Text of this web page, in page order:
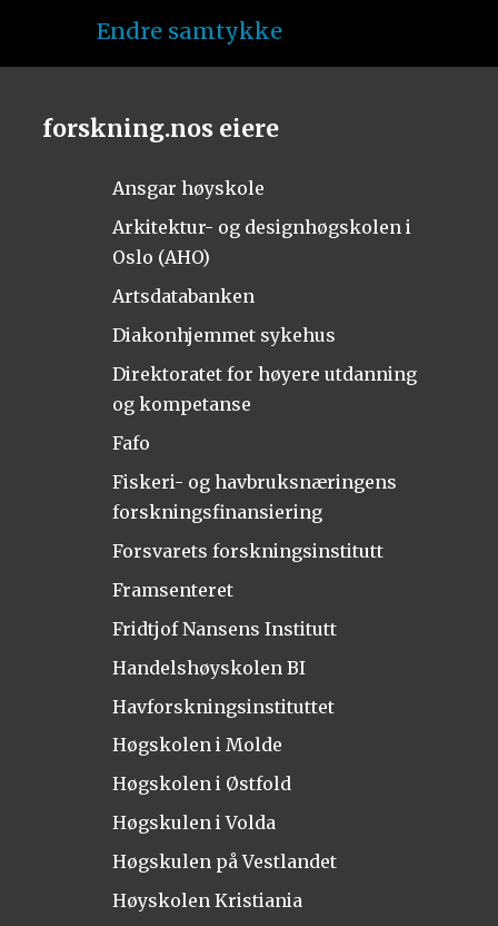
Endre samtykke
forskning.nos eiere
Ansgar høyskole
Arkitektur- og designhøgskolen i
Oslo (AHO)
Artsdatabanken
Diakonhjemmet sykehus
Direktoratet for høyere utdanning
og kompetanse
Fafo
Fiskeri- og havbruksnæringens
forskningsfinansiering
Forsvarets forskningsinstitutt
Framsenteret
Fridtjof Nansens Institutt
Handelshøyskolen BI
Havforskningsinstituttet
Høgskolen i Molde
Høgskolen i Østfold
Høgskulen i Volda
Høgskulen på Vestlandet
Høyskolen Kristiania